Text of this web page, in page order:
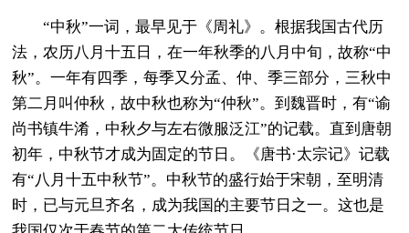
“中秋”一词，最早见于《周礼》。根据我国古代历
法，农历八月十五日，在一年秋季的八月中旬，故称“中
秋”。一年有四季，每季又分孟、仲、季三部分，三秋中
第二月叫仲秋，故中秋也称为“仲秋”。到魏晋时，有“谕
尚书镇牛淆，中秋夕与左右微服泛江”的记载。直到唐朝
初年，中秋节才成为固定的节日。《唐书·太宗记》记载
有“八月十五中秋节”。中秋节的盛行始于宋朝，至明清
时，已与元旦齐名，成为我国的主要节日之一。这也是